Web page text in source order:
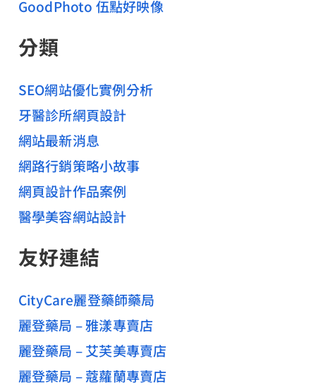
GoodPhoto 伍點好映像
分類
SEO網站優化實例分析
牙醫診所網頁設計
網站最新消息
網路行銷策略小故事
網頁設計作品案例
醫學美容網站設計
友好連結
CityCare麗登藥師藥局
麗登藥局 – 雅漾專賣店
麗登藥局 – 艾芙美專賣店
麗登藥局 – 蔻蘿蘭專賣店